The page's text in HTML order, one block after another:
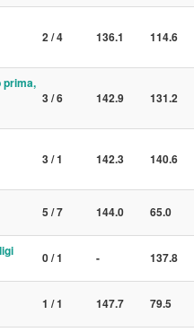
2 / 4 136.1 114.6
prima,
3 / 6 142.9 131.2
3 / 1 142.3 140.6
5 / 7 144.0 65.0
0 / 1 - 137.8
1 / 1 147.7 79.5